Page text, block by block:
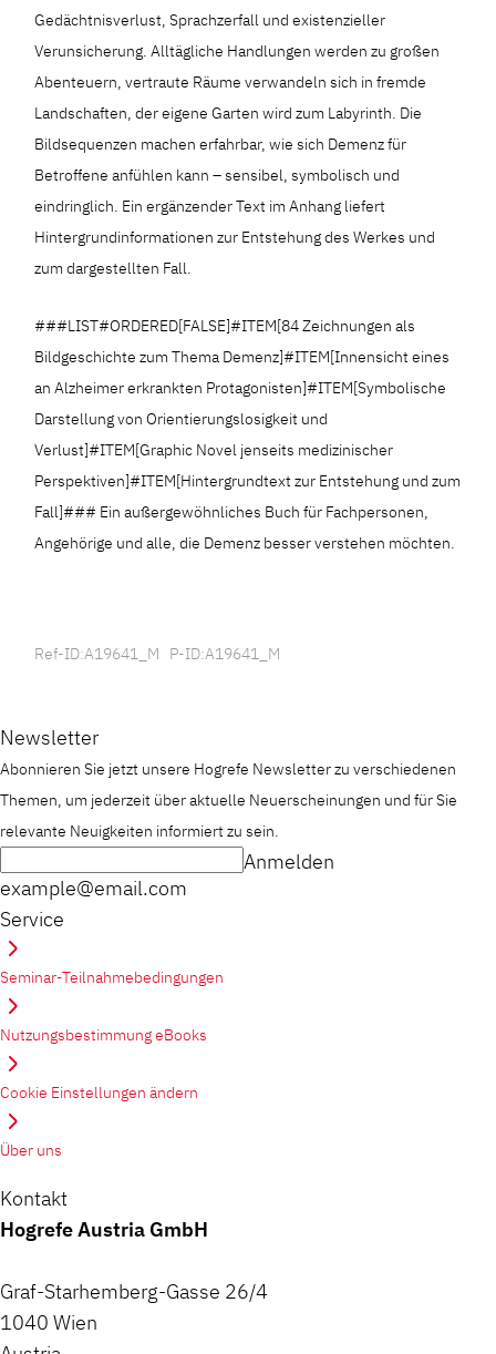
Gedächtnisverlust, Sprachzerfall und existenzieller
Verunsicherung. Alltägliche Handlungen werden zu großen
Abenteuern, vertraute Räume verwandeln sich in fremde
Landschaften, der eigene Garten wird zum Labyrinth. Die
Bildsequenzen machen erfahrbar, wie sich Demenz für
Betroffene anfühlen kann – sensibel, symbolisch und
eindringlich. Ein ergänzender Text im Anhang liefert
Hintergrundinformationen zur Entstehung des Werkes und
zum dargestellten Fall.
###LIST#ORDERED[FALSE]#ITEM[84 Zeichnungen als
Bildgeschichte zum Thema Demenz]#ITEM[Innensicht eines
an Alzheimer erkrankten Protagonisten]#ITEM[Symbolische
Darstellung von Orientierungslosigkeit und
Verlust]#ITEM[Graphic Novel jenseits medizinischer
Perspektiven]#ITEM[Hintergrundtext zur Entstehung und zum
Fall]### Ein außergewöhnliches Buch für Fachpersonen,
Angehörige und alle, die Demenz besser verstehen möchten.
Ref-ID:A19641_M P-ID:A19641_M
Newsletter
Abonnieren Sie jetzt unsere Hogrefe Newsletter zu verschiedenen
Themen, um jederzeit über aktuelle Neuerscheinungen und für Sie
relevante Neuigkeiten informiert zu sein.
example@email.com
Anmelden
Service
Seminar-Teilnahmebedingungen
Nutzungsbestimmung eBooks
Cookie Einstellungen ändern
Über uns
Kontakt
Hogrefe Austria GmbH
Graf-Starhemberg-Gasse 26/4
1040 Wien